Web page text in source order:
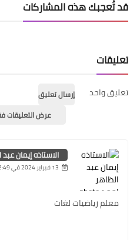
قد تُعجبك هذه المشاركات
تعليقات
تعليق واحد
إرسال تعليق
عرض التعليقات
الاستاذه إيمان
13 فبراير 2024 في 12:49 م
معلم رياضيات لغات